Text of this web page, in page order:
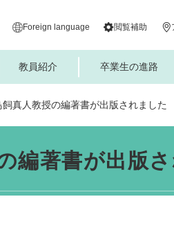
Foreign language 閲覧補助
教員紹介 卒業生の進路
真人教授の編著書が出版されました
編著書が出版